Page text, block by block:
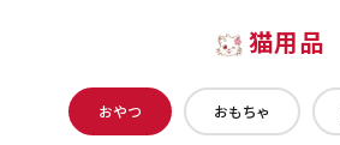
猫用品
おやつ おもちゃ